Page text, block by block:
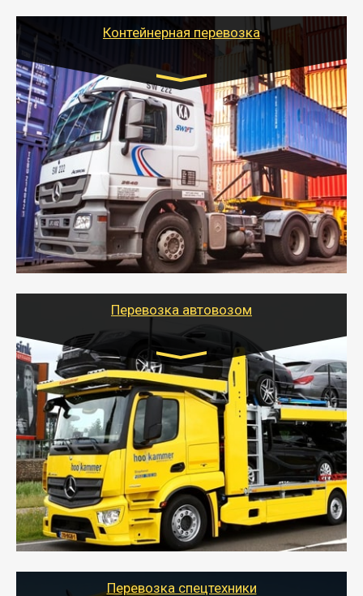
Контейнерная перевозка
Цена за км. Рассчитывается
индивидуально
- Контейнерные грузоперевозки на специальном
оборудованном транспорте быстро, качественно и
безопасно.
- Наша транспортная компания поможет
организовать доставку в порт и из порта
стандартных контейнеров на контейнеровозе,
шаландах и площадках (открытых кузовах),
используя надежные крепления.
Перевозка автовозом
Цена за км. Рассчитывается
индивидуально
- Перевозка автовозом от Тайгер Логистик – это
быстрый и безопасный способ доставить несколько
легковых автомобилей за одну поездку в другой
город.
- Наша транспортная компания организует доставку
машин автовозом, подобрав оптимальный маршрут с
учетом всех особенности по пути следования.
Перевозка спецтехники